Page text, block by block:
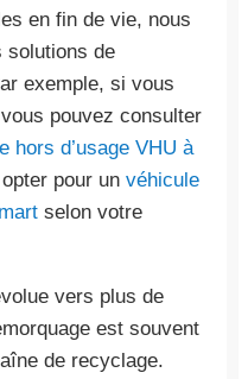
en fin de vie, nous
solutions de
exemple, si vous
pouvez consulter
hors d’usage VHU à
pour un véhicule
selon votre
vers plus de
est souvent
de recyclage.